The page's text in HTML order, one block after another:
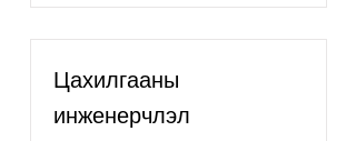
Цахилгааны
инженерчлэл